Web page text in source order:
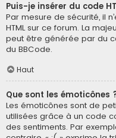
Puis-je insérer du code
Par mesure de sécurité, il
HTML sur ce forum. La
peut être générée par du
du BBCode.
Haut
Que sont les émoticônes
Les émoticônes sont de
utilisées grâce à un code
des sentiments. Par